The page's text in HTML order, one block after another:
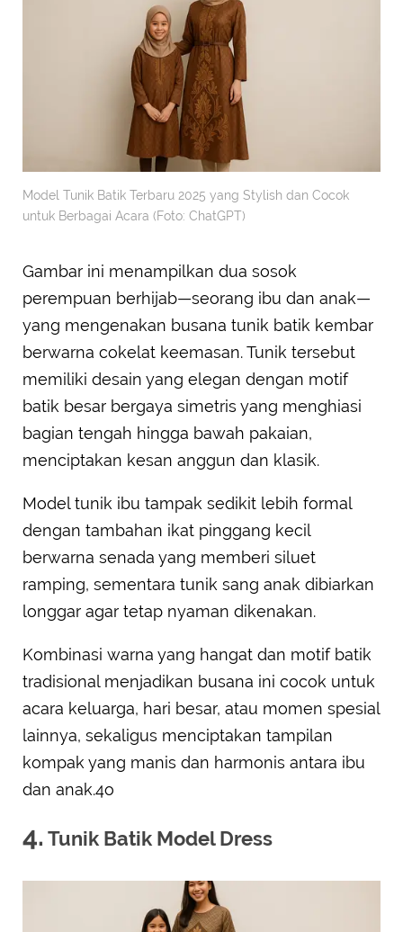
Model Tunik Batik Terbaru 2025 yang Stylish dan Cocok
untuk Berbagai Acara (Foto: ChatGPT)
Gambar ini menampilkan dua sosok
perempuan berhijab—seorang ibu dan anak—
yang mengenakan busana tunik batik kembar
berwarna cokelat keemasan. Tunik tersebut
memiliki desain yang elegan dengan motif
batik besar bergaya simetris yang menghiasi
bagian tengah hingga bawah pakaian,
menciptakan kesan anggun dan klasik.
Model tunik ibu tampak sedikit lebih formal
dengan tambahan ikat pinggang kecil
berwarna senada yang memberi siluet
ramping, sementara tunik sang anak dibiarkan
longgar agar tetap nyaman dikenakan.
Kombinasi warna yang hangat dan motif batik
tradisional menjadikan busana ini cocok untuk
acara keluarga, hari besar, atau momen spesial
lainnya, sekaligus menciptakan tampilan
kompak yang manis dan harmonis antara ibu
dan anak.4o
4. Tunik Batik Model Dress